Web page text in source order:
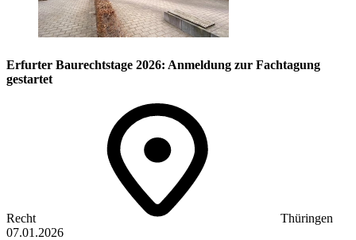
Erfurter Baurechtstage 2026: Anmeldung zur Fachtagung
gestartet
Recht
Thüringen
07.01.2026